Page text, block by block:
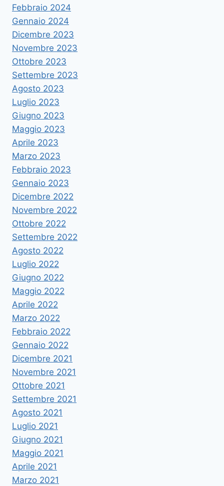
Febbraio 2024
Gennaio 2024
Dicembre 2023
Novembre 2023
Ottobre 2023
Settembre 2023
Agosto 2023
Luglio 2023
Giugno 2023
Maggio 2023
Aprile 2023
Marzo 2023
Febbraio 2023
Gennaio 2023
Dicembre 2022
Novembre 2022
Ottobre 2022
Settembre 2022
Agosto 2022
Luglio 2022
Giugno 2022
Maggio 2022
Aprile 2022
Marzo 2022
Febbraio 2022
Gennaio 2022
Dicembre 2021
Novembre 2021
Ottobre 2021
Settembre 2021
Agosto 2021
Luglio 2021
Giugno 2021
Maggio 2021
Aprile 2021
Marzo 2021